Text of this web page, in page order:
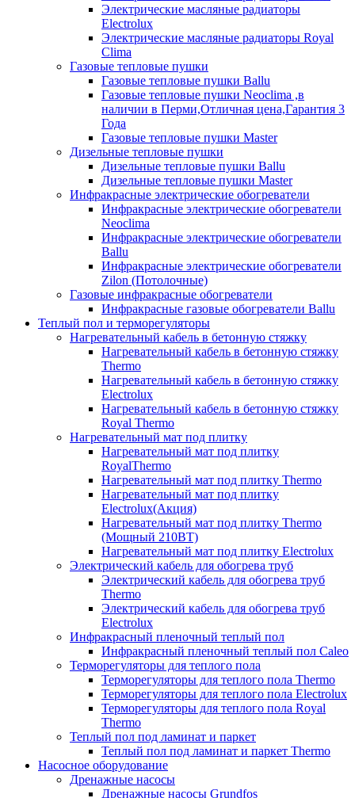
Электрические масляные радиаторы
Electrolux
Электрические масляные радиаторы Royal
Clima
Газовые тепловые пушки
Газовые тепловые пушки Ballu
Газовые тепловые пушки Neoclima ,в
наличии в Перми,Отличная цена,Гарантия 3
Года
Газовые тепловые пушки Master
Дизельные тепловые пушки
Дизельные тепловые пушки Ballu
Дизельные тепловые пушки Master
Инфракрасные электрические обогреватели
Инфракрасные электрические обогреватели
Neoclima
Инфракрасные электрические обогреватели
Ballu
Инфракрасные электрические обогреватели
Zilon (Потолочные)
Газовые инфракрасные обогреватели
Инфракрасные газовые обогреватели Ballu
Теплый пол и терморегуляторы
Нагревательный кабель в бетонную стяжку
Нагревательный кабель в бетонную стяжку
Thermo
Нагревательный кабель в бетонную стяжку
Electrolux
Нагревательный кабель в бетонную стяжку
Royal Thermo
Нагревательный мат под плитку
Нагревательный мат под плитку
RoyalThermo
Нагревательный мат под плитку Thermo
Нагревательный мат под плитку
Electrolux(Акция)
Нагревательный мат под плитку Thermo
(Мощный 210ВТ)
Нагревательный мат под плитку Electrolux
Электрический кабель для обогрева труб
Электрический кабель для обогрева труб
Thermo
Электрический кабель для обогрева труб
Electrolux
Инфракрасный пленочный теплый пол
Инфракрасный пленочный теплый пол Caleo
Терморегуляторы для теплого пола
Терморегуляторы для теплого пола Thermo
Терморегуляторы для теплого пола Electrolux
Терморегуляторы для теплого пола Royal
Thermo
Теплый пол под ламинат и паркет
Теплый пол под ламинат и паркет Thermo
Насосное оборудование
Дренажные насосы
Дренажные насосы Grundfos